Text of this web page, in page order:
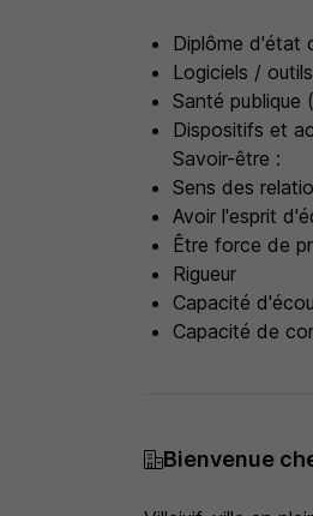
Diplôme d'état
Logiciels /
Santé publique
Dispositifs et
Savoir-être :
Sens des
Avoir l'esprit
Être force de
Rigueur
Capacité
Capacité de
Bienvenue